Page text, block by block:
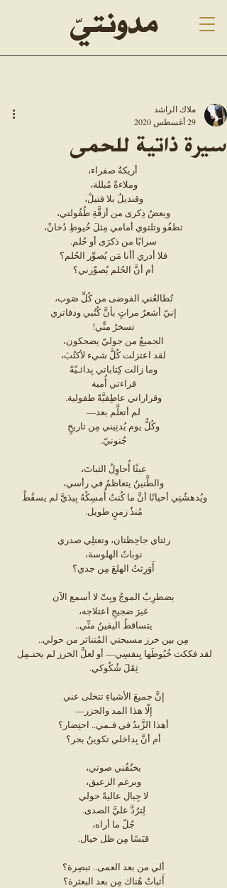
مدونتيّ
سيرة ذاتية للحمى
ملاك الراشد
29 أغسطس 2020
وملاءةٌ مُبللة،
وقنديلٌ بلا فتيلْ،
وبعضُ ذِكرى من أزقَّةِ طُفُولتي،
تطفُو وتلتوي أمامي مِثلَ خُيوطِ دُخانْ،
سرابًا من ذكرَى أو حُلم.
فلا أدري أأنا مَن يُصوِّر الحُلم؟
أم أنَّ الحُلم يُصوِّرني؟
تُطالعُني الفوضى من كُلِّ صَوب،
إنيّ أشعرُ مراتٍ بأنَّ كُتُبي ودفاتري
تسخرُ منِّي!
الجميعُ من حوليّ يضحكون،
لقد اعتزلت كُلَّ شيء لأكتُبَ،
وما زالت كِتاباتي بِدائـيّةً
قراءتي أُمية
وقراراتي عاطِفيَّةً طفولية.
لم أتعلَّم بعد—
وكُلُّ يوم يُدنِيني مِن تاريخٍ
جُنونيّ.
عبثًا أُحاوِلُ الثباتَ،
والطَّنينُ يتعاظمُ في رأسي،
ويُدهشُنِي أحيانًا أنَّ ما كُنتُ أُمسِكُهُ بِيدَيَّ لم يسقُطْ
مُنذُ زمنٍ طويل.
رئتاي جاحِظتان، وتعتلِي صدري
نوباتُ الهلوسة،
أَوَرِثتُ الهلعَ مِن جدي؟
يضطرِبُ الموجُ وبِتّ لا أسمع الآن
غيرَ ضجيجِ اعتلاجه،
يتساقطُ اليقينُ منِّي..
مِن بين خرز مسبحتي المُتناثر من حولي..
لقد فككت خُيُوطَها بِنفسِي— أو لعلَّ الخرز لم يحتـمِل
ثِقَلَ شُكُوكي.
إنَّ جميعَ الأشياءِ تتخلى عني
إلّا هذا المد والجزر—
أهذا الزَّبدُ في فـمي.. احتِضار؟
أم أنَّ بِداخلي تكوينُ بحر؟
يخنُقُني صوتي،
وبرغم الزعيق،
لا جِبال عاليةً حولي
لِترُدَّ عليَّ الصدى.
جُلّ ما أراه،
قبَسًا مِن ظل خيال.
ألي من بعد العمى.. تبصِرة؟
أَثباتٌ هُناك مِن بعد البعثرة؟